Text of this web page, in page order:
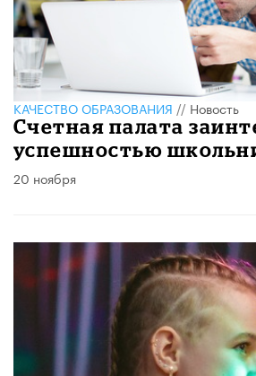
КАЧЕСТВО ОБРАЗОВАНИЯ // Новость
Счетная палата
успешностью
20 ноября